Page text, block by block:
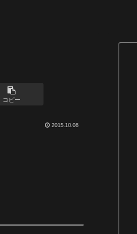
コピー
2015.10.08